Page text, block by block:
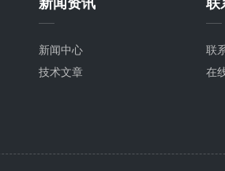
新闻资讯
新闻中心
技术文章
联
联
在